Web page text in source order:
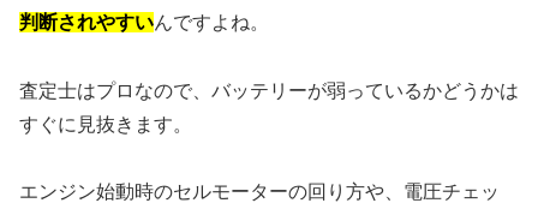
判断されやすいんですよね。
査定士はプロなので、バッテリーが弱っているかどうかは
すぐに見抜きます。
エンジン始動時のセルモーターの回り方や、電圧チェッ